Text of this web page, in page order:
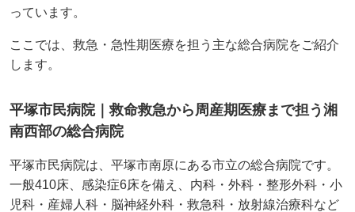
っています。
ここでは、救急・急性期医療を担う主な総合病院をご紹介
します。
平塚市民病院｜救命救急から周産期医療まで担う湘
南西部の総合病院
平塚市民病院は、平塚市南原にある市立の総合病院です。
一般410床、感染症6床を備え、内科・外科・整形外科・小
児科・産婦人科・脳神経外科・救急科・放射線治療科など